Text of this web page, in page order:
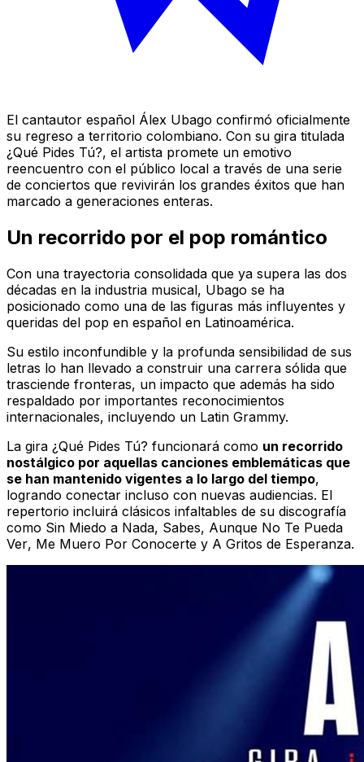
El cantautor español Álex Ubago confirmó oficialmente
su regreso a territorio colombiano. Con su gira titulada
¿Qué Pides Tú?, el artista promete un emotivo
reencuentro con el público local a través de una serie
de conciertos que revivirán los grandes éxitos que han
marcado a generaciones enteras.
Un recorrido por el pop romántico
Con una trayectoria consolidada que ya supera las dos
décadas en la industria musical, Ubago se ha
posicionado como una de las figuras más influyentes y
queridas del pop en español en Latinoamérica.
Su estilo inconfundible y la profunda sensibilidad de sus
letras lo han llevado a construir una carrera sólida que
trasciende fronteras, un impacto que además ha sido
respaldado por importantes reconocimientos
internacionales, incluyendo un Latin Grammy.
La gira ¿Qué Pides Tú? funcionará como un recorrido
nostálgico por aquellas canciones emblemáticas que
se han mantenido vigentes a lo largo del tiempo,
logrando conectar incluso con nuevas audiencias. El
repertorio incluirá clásicos infaltables de su discografía
como Sin Miedo a Nada, Sabes, Aunque No Te Pueda
Ver, Me Muero Por Conocerte y A Gritos de Esperanza.